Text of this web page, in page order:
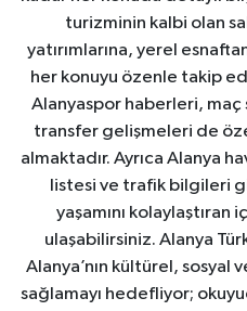
turizminin kalbi olan
yatırımlarına, yerel
her konuyu özenle takip
Alanyaspor haberleri, maç
transfer gelişmeleri de
almaktadır. Ayrıca Alanya
listesi ve trafik bilgileri
yaşamını kolaylaştıran
ulaşabilirsiniz. Alanya
Alanya’nın kültürel, sosyal
sağlamayı hedefliyor;